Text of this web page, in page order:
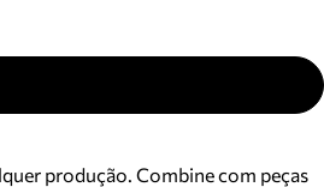
produção. Combine com peças